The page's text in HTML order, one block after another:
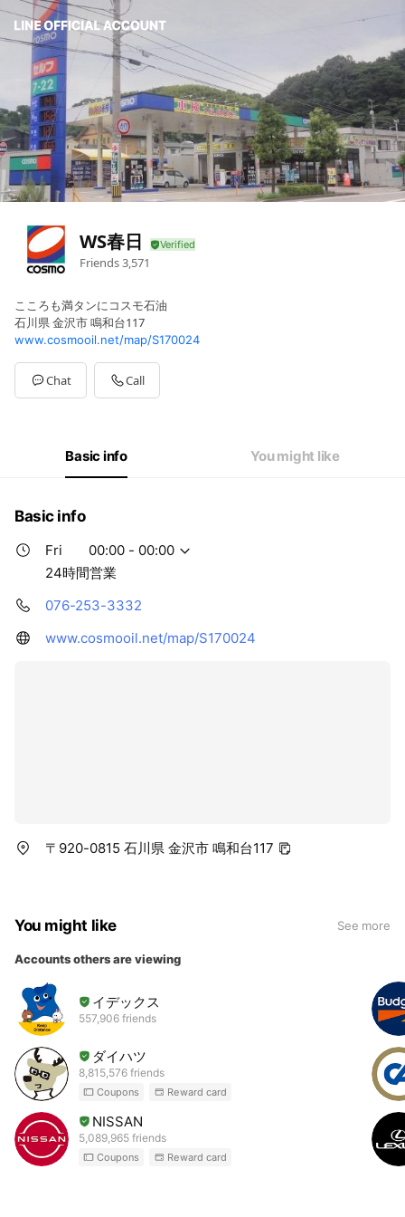
WS春日
Friends3,571
こころも満タンにコスモ石油
石川県 金沢市 鳴和台117
www.cosmooil.net/map/S170024
Chat Call
Basic info You might like
Basic info
Fri
00:00 - 00:00
24時間営業
076-253-3332
www.cosmooil.net/map/S170024
〒920-0815 石川県 金沢市 鳴和台117
You might like See more
Accounts others are viewing
イデックス
557,906 friends
ダイハツ
8,815,576 friends
Coupons Reward card
NISSAN
5,089,965 friends
Coupons Reward card